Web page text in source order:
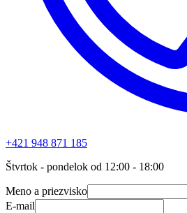
+421 948 871 185
Štvrtok - pondelok od 12:00 - 18:00
Meno a priezvisko
E-mail